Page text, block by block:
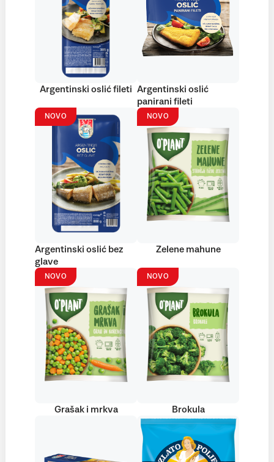
Argentinski oslić fileti Argentinski oslić
panirani fileti
NOVO
Argentinski oslić bez
glave
NOVO
Zelene mahune
NOVO
Grašak i mrkva
NOVO
Brokula